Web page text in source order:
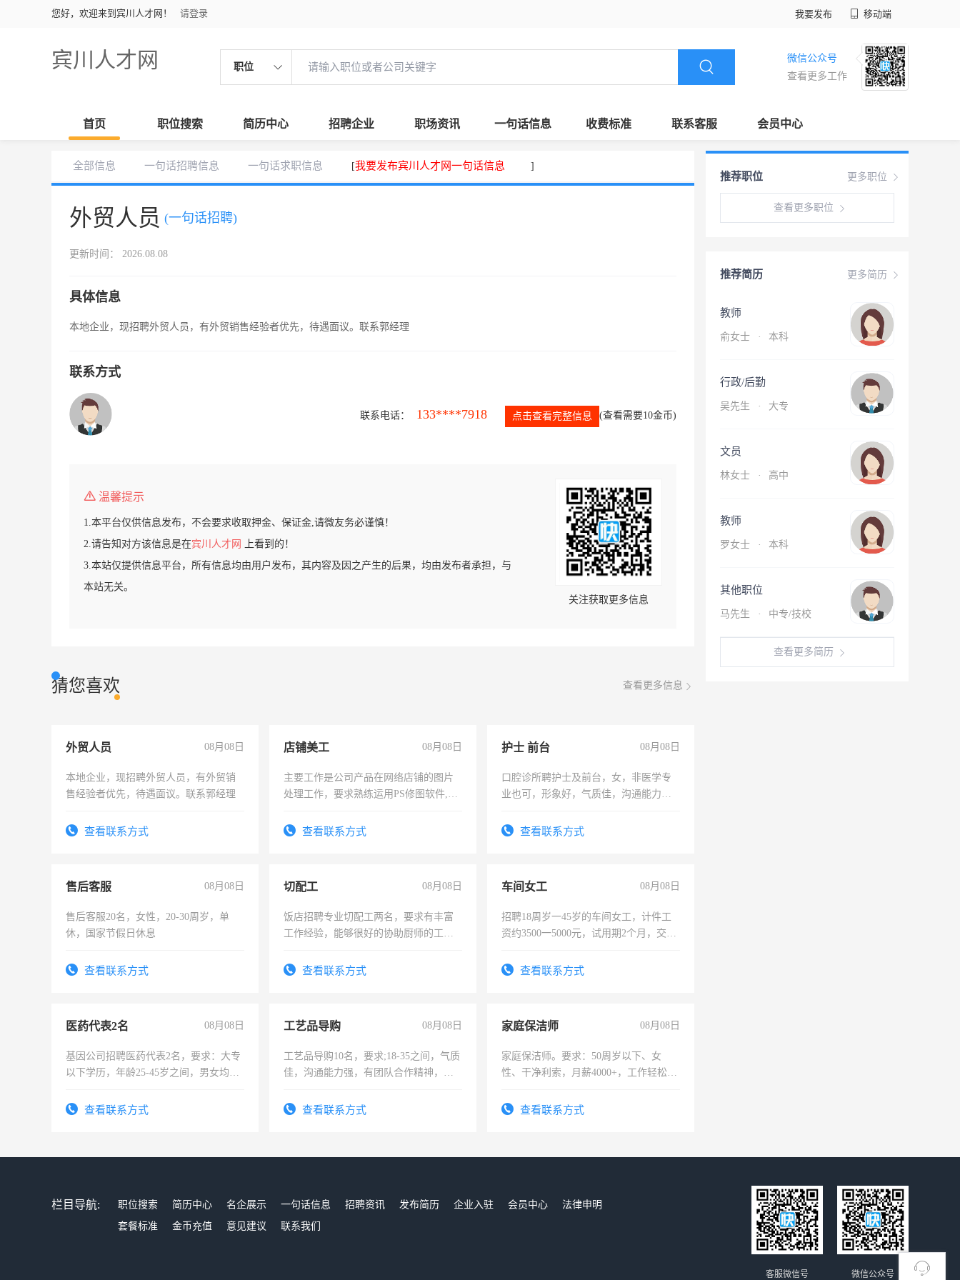
您好，欢迎来到宾川人才网！ 请登录 我要发布 移动端
宾川人才网 职位
微信公众号
查看更多工作
首页 职位搜索 简历中心 招聘企业 职场资讯 一句话信息 收费标准 联系客服 会员中心
全部信息 一句话招聘信息 一句话求职信息 [我要发布宾川人才网一句话信息 ]
外贸人员 (一句话招聘)
更新时间： 2026.08.08
具体信息
本地企业，现招聘外贸人员，有外贸销售经验者优先，待遇面议。联系郭经理
联系方式
联系电话： 133****7918 点击查看完整信息 (查看需要10金币)
温馨提示
1.本平台仅供信息发布，不会要求收取押金、保证金,请微友务必谨慎！
2.请告知对方该信息是在宾川人才网
上看到的！
3.本站仅提供信息平台，所有信息均由用户发布，其内容及因之产生的后果，均由发布者承担，与
本站无关。
关注获取更多信息
猜您喜欢 查看更多信息
外贸人员 08月08日
本地企业，现招聘外贸人员，有外贸销
售经验者优先，待遇面议。联系郭经理
查看联系方式
店铺美工 08月08日
主要工作是公司产品在网络店铺的图片
处理工作，要求熟练运用PS修图软件,工
查看联系方式
护士 前台 08月08日
口腔诊所聘护士及前台，女，非医学专
业也可，形象好，气质佳，沟通能力
查看联系方式
售后客服 08月08日
售后客服20名，女性，20-30周岁，单
休，国家节假日休息
查看联系方式
切配工 08月08日
饭店招聘专业切配工两名，要求有丰富
工作经验，能够很好的协助厨师的工
4500。查看联系方式
车间女工 08月08日
招聘18周岁一45岁的车间女工，计件工
资约3500一5000元，试用期2个月，交五
查看联系方式
医药代表2名 08月08日
基因公司招聘医药代表2名，要求：大专
以下学历，年龄25-45岁之间，男女均
表或者有医学资质的优先，底薪+绩效，
查看联系方式
工艺品导购 08月08日
工艺品导购10名，要求;18-35之间，气质
佳，沟通能力强，有团队合作精神，有
查看联系方式
家庭保洁师 08月08日
家庭保洁师。要求：50周岁以下、女
性、干净利索，月薪4000+，工作轻松，
太太等。查看联系方式
更多职位
推荐职位
查看更多职位
更多简历
推荐简历
教师
俞女士 · 本科
行政/后勤
吴先生 · 大专
文员
林女士 · 高中
教师
罗女士 · 本科
其他职位
马先生 · 中专/技校
查看更多简历
栏目导航: 职位搜索 简历中心 名企展示 一句话信息 招聘资讯 发布简历 企业入驻 会员中心
法律申明
套餐标准
金币充值 意见建议 联系我们
微信公众号
客服微信号